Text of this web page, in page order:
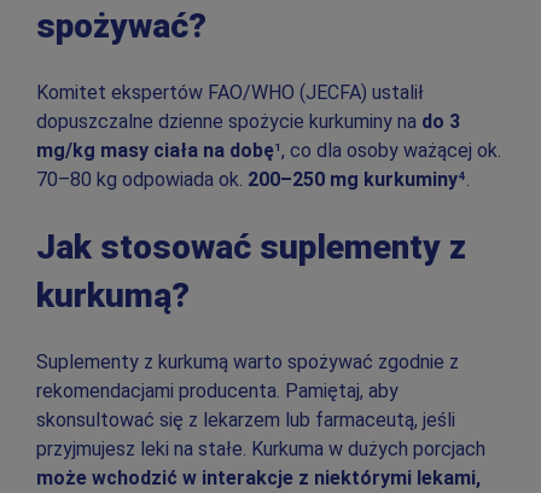
spożywać?
Komitet ekspertów FAO/WHO (JECFA) ustalił
dopuszczalne dzienne spożycie kurkuminy na do 3
mg/kg masy ciała na dobę¹, co dla osoby ważącej ok.
70–80 kg odpowiada ok. 200–250 mg kurkuminy⁴.
Jak stosować suplementy z
kurkumą?
Suplementy z kurkumą warto spożywać zgodnie z
rekomendacjami producenta. Pamiętaj, aby
skonsultować się z lekarzem lub farmaceutą, jeśli
przyjmujesz leki na stałe. Kurkuma w dużych porcjach
może wchodzić w interakcje z niektórymi lekami,